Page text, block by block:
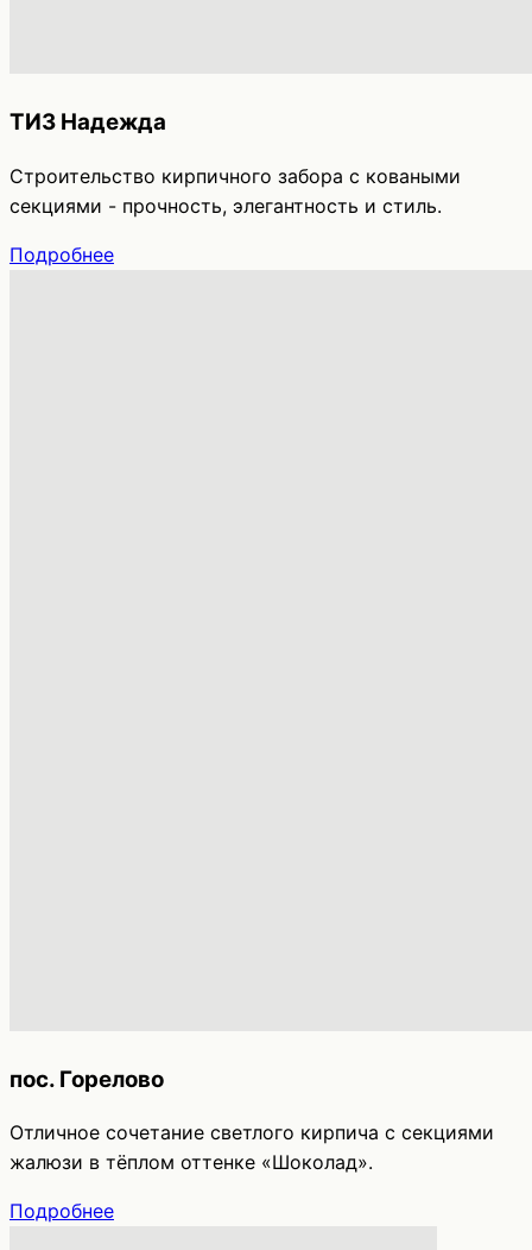
ТИЗ Надежда
Строительство кирпичного забора с коваными
секциями - прочность, элегантность и стиль.
Подробнее
пос. Горелово
Отличное сочетание светлого кирпича с секциями
жалюзи в тёплом оттенке «Шоколад».
Подробнее